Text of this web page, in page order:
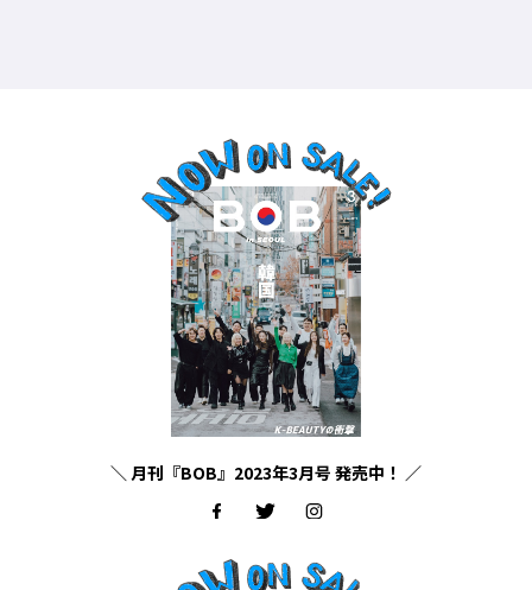
＼ 月刊『BOB』2023年3月号 発売中！ ／